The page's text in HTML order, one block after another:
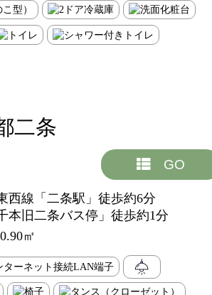
二条
GO
西線「二条駅」徒歩約6分
本旧二条バス停」徒歩約1分
㎡